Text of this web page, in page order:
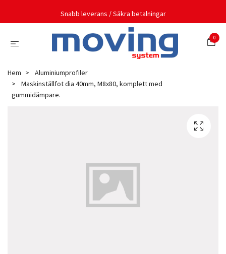
Snabb leverans / Säkra betalningar
0
Hem
Aluminiumprofiler
Maskinställfot dia 40mm, M8x80, komplett med
gummidämpare.